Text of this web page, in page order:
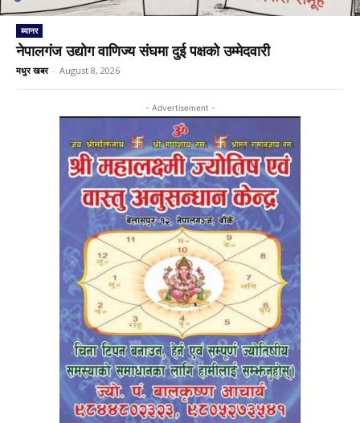
ब्यानर
नेपालगंज उद्योग वाणिज्य संघमा दुई पक्षको उम्मेदवारी
मधुर खबर - August 8, 2026
- Advertisement -